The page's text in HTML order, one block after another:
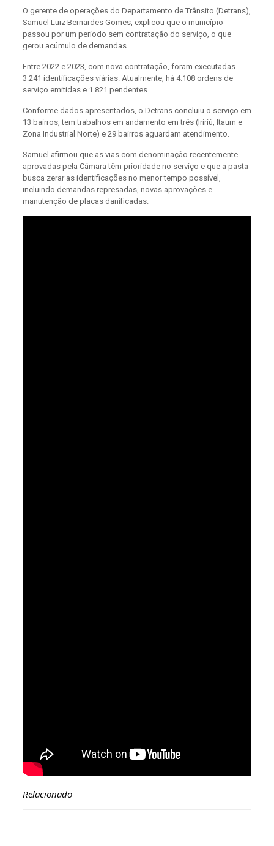
O gerente de operações do Departamento de Trânsito (Detrans),
Samuel Luiz Bernardes Gomes, explicou que o município
passou por um período sem contratação do serviço, o que
gerou acúmulo de demandas.
Entre 2022 e 2023, com nova contratação, foram executadas
3.241 identificações viárias. Atualmente, há 4.108 ordens de
serviço emitidas e 1.821 pendentes.
Conforme dados apresentados, o Detrans concluiu o serviço em
13 bairros, tem trabalhos em andamento em três (Iririú, Itaum e
Zona Industrial Norte) e 29 bairros aguardam atendimento.
Samuel afirmou que as vias com denominação recentemente
aprovadas pela Câmara têm prioridade no serviço e que a pasta
busca zerar as identificações no menor tempo possível,
incluindo demandas represadas, novas aprovações e
manutenção de placas danificadas.
Relacionado